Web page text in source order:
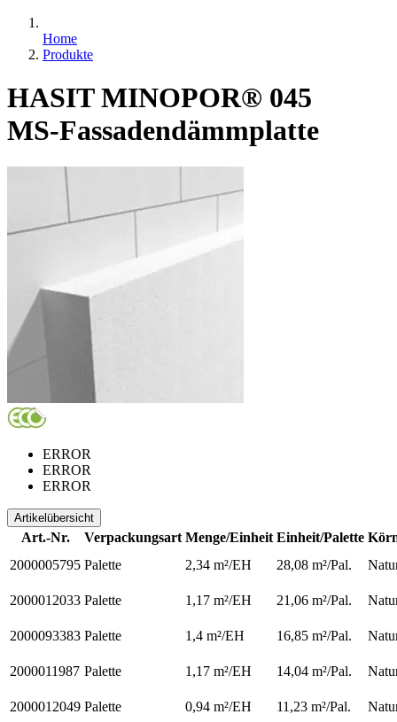
Home
Produkte
HASIT MINOPOR® 045
MS-Fassadendämmplatte
ERROR
ERROR
ERROR
Artikelübersicht
Art.-Nr. Verpackungsart Menge/Einheit Einheit/Palette
2000005795 Palette 2,34 m²/EH 28,08 m²/Pal.
2000012033 Palette 1,17 m²/EH 21,06 m²/Pal.
2000093383 Palette 1,4 m²/EH 16,85 m²/Pal.
2000011987 Palette 1,17 m²/EH 14,04 m²/Pal.
2000012049 Palette 0,94 m²/EH 11,23 m²/Pal.